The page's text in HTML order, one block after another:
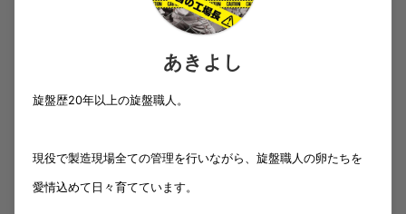
あきよし
旋盤歴20年以上の旋盤職人。
現役で製造現場全ての管理を行いながら、旋盤職人の卵たちを
愛情込めて日々育てています。